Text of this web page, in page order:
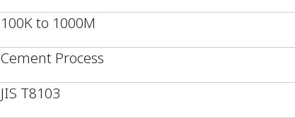
100K to 1000M
Cement Process
JIS T8103